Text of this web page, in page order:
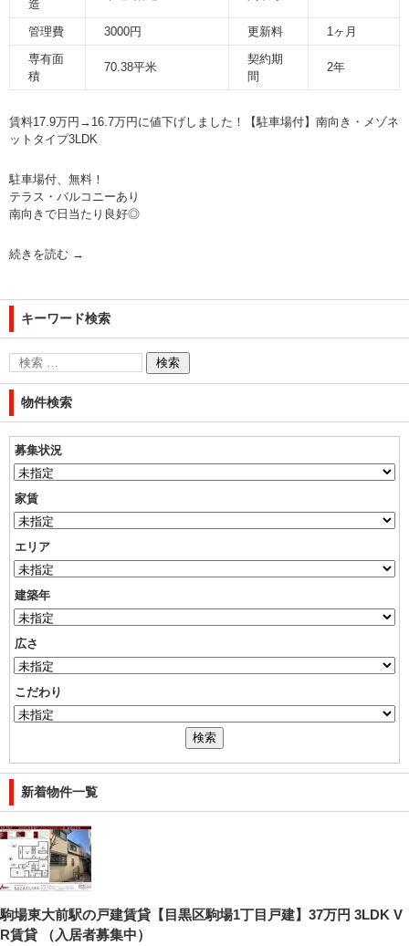
造
管理費 3000円 更新料
1ヶ月
専有面
積
70.38平米
契約期
間
2年
賃料17.9万円→16.7万円に値下げしました！【駐車場付】南向き・メゾネ
ットタイプ3LDK
駐車場付、無料！
テラス・バルコニーあり
南向きで日当たり良好◎
続きを読む →
キーワード検索
物件検索
募集状況
家賃
エリア
建築年
広さ
こだわり
新着物件一覧
駒場東大前駅の戸建賃貸【目黒区駒場1丁目戸建】37万円 3LDK V
R賃貸 （入居者募集中）